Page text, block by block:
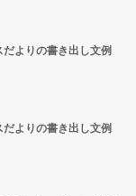
よりの書き出し文例
よりの書き出し文例